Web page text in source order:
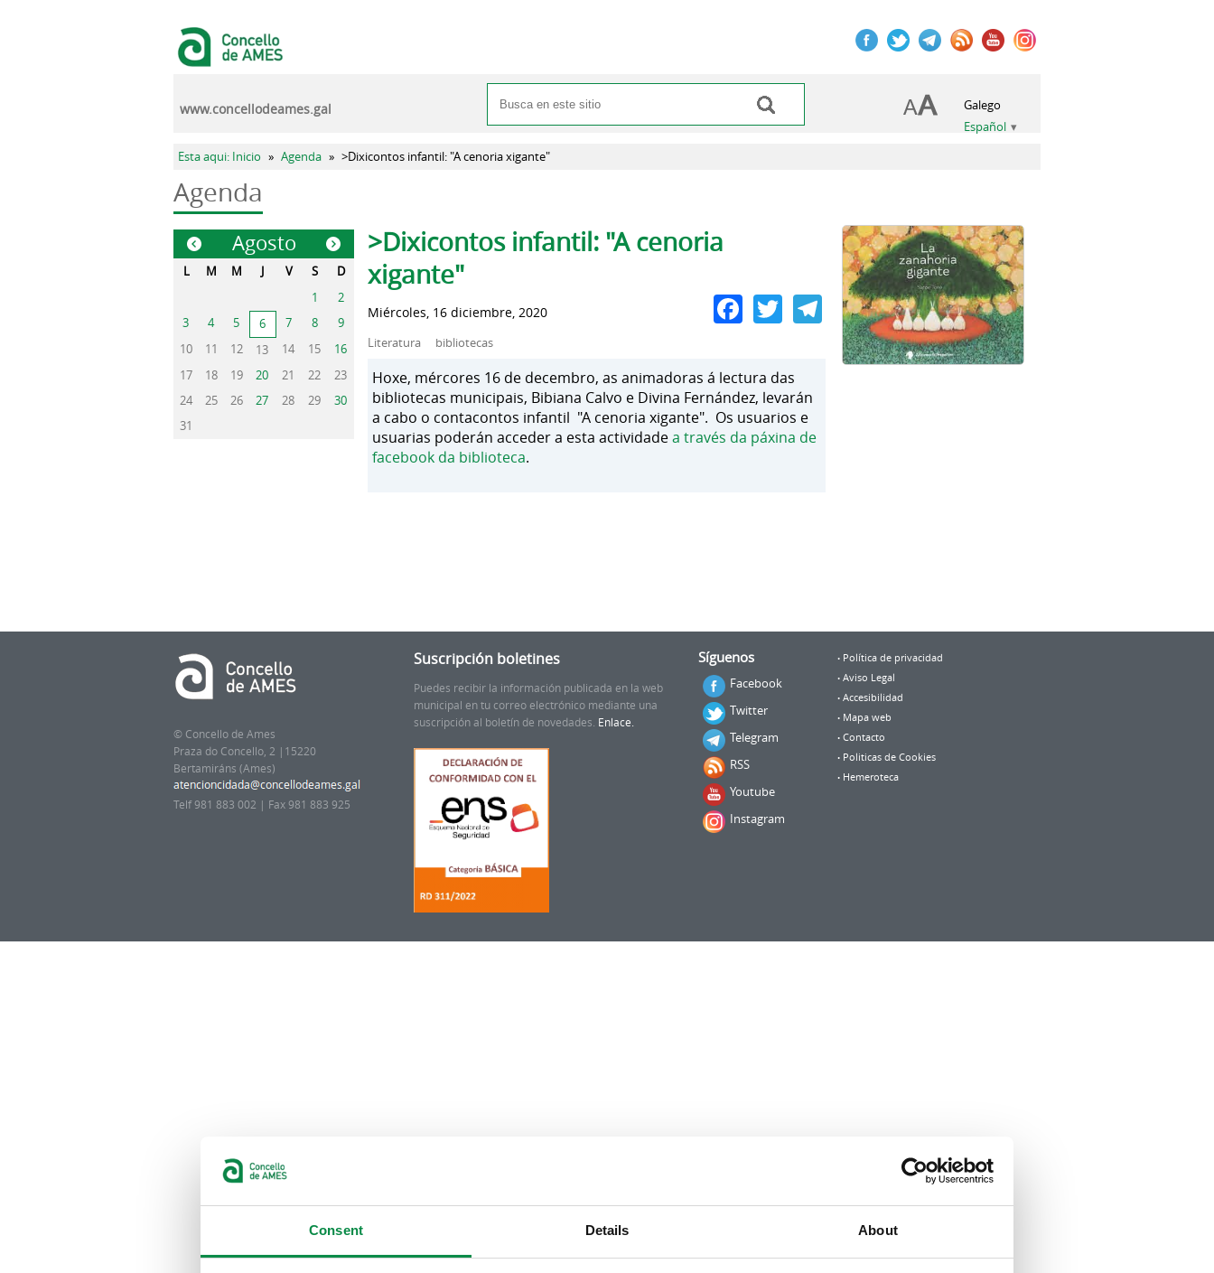
Consent Details About
Formulario de búsqueda
Buscar
Galego
Español
www.concellodeames.gal
Se encuentra usted aquí
Esta aqui: Inicio » Agenda » >Dixicontos infantil: "A cenoria xigante"
Agenda
Agosto
« »
L M M J V S
D
1
2
3
4 5 6 7 8
9
10
11 12 13 14 15
16
17
18 19 20 21 22
23
24
25 26 27 28 29
30
31
Solapas principales
>Dixicontos infantil: "A cenoria
xigante"
Facebook
TwitterTelegram
Miércoles, 16 diciembre, 2020
Literatura bibliotecas
Hoxe, mércores 16 de decembro, as animadoras á lectura das
bibliotecas municipais, Bibiana Calvo e Divina Fernández, levarán
a cabo o contacontos infantil "A cenoria xigante". Os usuarios e
usuarias poderán acceder a esta actividadea través da páxina de
facebook da biblioteca.
© Concello de Ames
Praza do Concello, 2 |15220
Bertamiráns (Ames)
Telf 981 883 002 | Fax 981 883 925
Suscripción boletines
Puedes recibir la información publicada en la web
municipal en tu correo electrónico mediante una
suscripción al boletín de novedades. Enlace.
Síguenos
Facebook
Twitter
Telegram
RSS
Youtube
Instagram
Política de privacidad
Aviso Legal
Accesibilidad
Mapa web
Contacto
Politicas de Cookies
Hemeroteca